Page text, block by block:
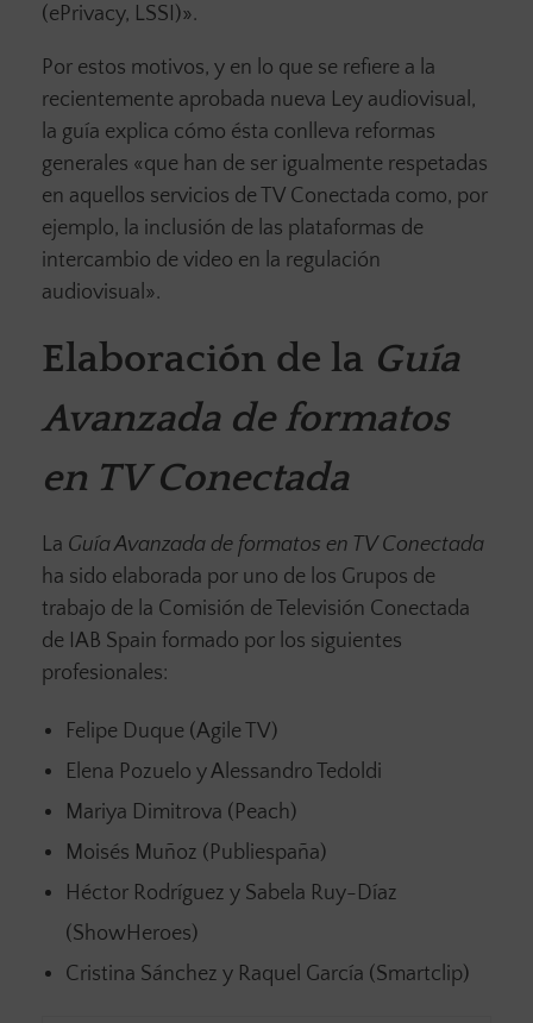
(ePrivacy, LSSI)».
Por estos motivos, y en lo que se refiere a la
recientemente aprobada nueva Ley audiovisual,
la guía explica cómo ésta conlleva reformas
generales «que han de ser igualmente respetadas
en aquellos servicios de TV Conectada como, por
ejemplo, la inclusión de las plataformas de
intercambio de video en la regulación
audiovisual».
Elaboración de la Guía
Avanzada de formatos
en TV Conectada
La Guía Avanzada de formatos en TV Conectada
ha sido elaborada por uno de los Grupos de
trabajo de la Comisión de Televisión Conectada
de IAB Spain formado por los siguientes
profesionales:
Felipe Duque (Agile TV)
Elena Pozuelo y Alessandro Tedoldi
Mariya Dimitrova (Peach)
Moisés Muñoz (Publiespaña)
Héctor Rodríguez y Sabela Ruy-Díaz
(ShowHeroes)
Cristina Sánchez y Raquel García (Smartclip)